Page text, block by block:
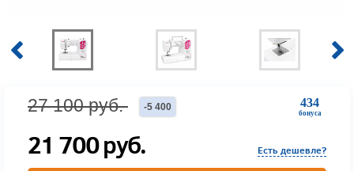
434
бонуса
27 100 руб. -5 400
21 700руб. Есть дешевле?